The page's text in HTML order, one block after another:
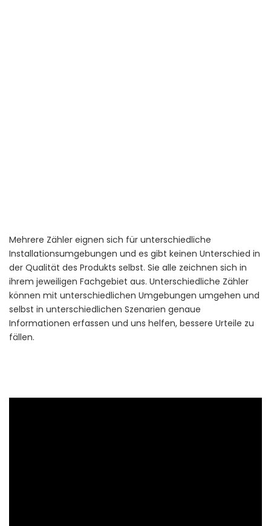
Mehrere Zähler eignen sich für unterschiedliche
Installationsumgebungen und es gibt keinen Unterschied in
der Qualität des Produkts selbst. Sie alle zeichnen sich in
ihrem jeweiligen Fachgebiet aus. Unterschiedliche Zähler
können mit unterschiedlichen Umgebungen umgehen und
selbst in unterschiedlichen Szenarien genaue
Informationen erfassen und uns helfen, bessere Urteile zu
fällen.